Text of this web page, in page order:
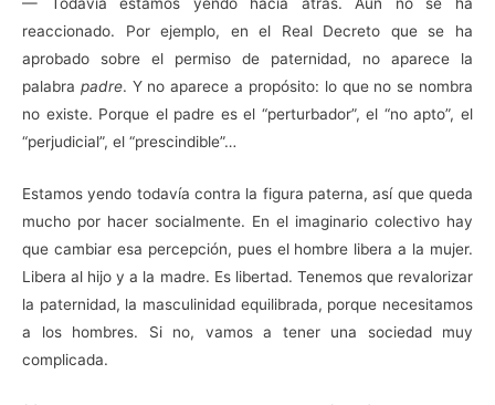
— Todavía estamos yendo hacia atrás. Aún no se ha
reaccionado. Por ejemplo, en el Real Decreto que se ha
aprobado sobre el permiso de paternidad, no aparece la
palabra padre. Y no aparece a propósito: lo que no se nombra
no existe. Porque el padre es el “perturbador”, el “no apto”, el
“perjudicial”, el “prescindible”…
Estamos yendo todavía contra la figura paterna, así que queda
mucho por hacer socialmente. En el imaginario colectivo hay
que cambiar esa percepción, pues el hombre libera a la mujer.
Libera al hijo y a la madre. Es libertad. Tenemos que revalorizar
la paternidad, la masculinidad equilibrada, porque necesitamos
a los hombres. Si no, vamos a tener una sociedad muy
complicada.